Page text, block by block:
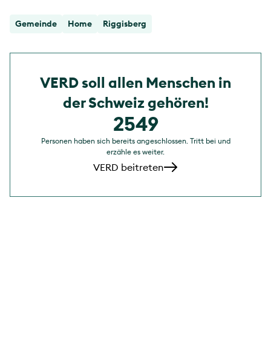
VERD soll allen Menschen in
der Schweiz gehören!
2549
Personen haben sich bereits angeschlossen. Tritt bei und
erzähle es weiter.
VERD beitreten
Gemeinde Home Riggisberg